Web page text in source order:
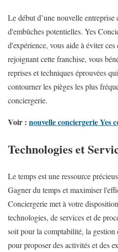
Le début d’une nouvelle entreprise
d'embûches potentielles. Yes
d'expérience, vous aide à éviter
rejoignant cette franchise, vous
reprises et techniques éprouvées
contourner les pièges les plus
conciergerie.
Voir : nouvelle conciergerie Yes
Technologies et
Le temps est une ressource
Gagner du temps et maximiser
Conciergerie met à votre
technologies, de services et de
soit pour la comptabilité, la
pour proposer des activités et des